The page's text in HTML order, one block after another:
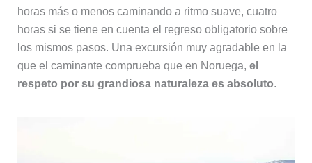
horas más o menos caminando a ritmo suave, cuatro
horas si se tiene en cuenta el regreso obligatorio sobre
los mismos pasos. Una excursión muy agradable en la
que el caminante comprueba que en Noruega, el
respeto por su grandiosa naturaleza es absoluto.